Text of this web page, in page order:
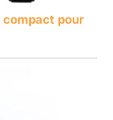
compact pour